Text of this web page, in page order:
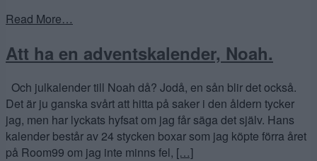
Read More…
Att ha en adventskalender, Noah.
Och julkalender till Noah då? Jodå, en sån blir det också.
Det är ju ganska svårt att hitta på saker i den åldern tycker
jag, men har lyckats hyfsat om jag får säga det själv. Hans
kalender består av 24 stycken boxar som jag köpte förra året
på Room99 om jag inte minns fel, […]